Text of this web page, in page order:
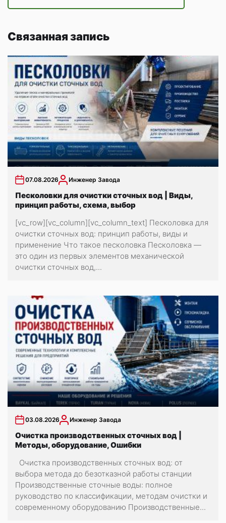
Связанная запись
07.08.2026 Инженер Завода
Песколовки для очистки сточных вод | Виды,
принцип работы, схема, выбор
[vc_row][vc_column][vc_column_text] Песколовка для
очистки сточных вод: принцип работы, виды и
применение Что такое песколовка Песколовка —
это один из первых элементов механической
очистки сточных вод,...
03.08.2026 Инженер Завода
Очистка производственных сточных вод |
Методы, оборудование, Ошибки
Очистка производственных сточных вод: от
выбора метода до безотказной работы станции
Производственные сточные воды: полное
руководство по классификации, методам очистки и
современному оборудованию Производственные...